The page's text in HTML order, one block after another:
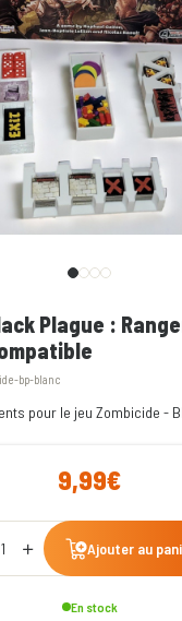
Plague :
bp-blanc
pour le jeu Zombicide -
9,99€
Ajouter au
En stock